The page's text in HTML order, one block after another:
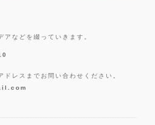
アなどを綴っていきます。
ドレスまでお問い合わせください。